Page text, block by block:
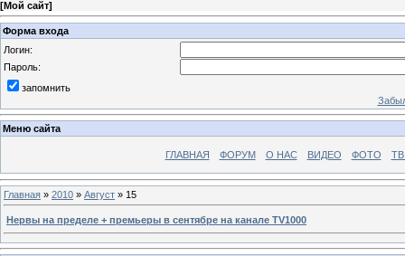
[Мой сайт]
Форма входа
Логин:
Пароль:
запомнить
Меню сайта
ГЛАВНАЯ ФОРУМ О НАС ВИДЕО ФОТО ТВ
Главная » 2010 » Август » 15
Нервы на пределе + премьеры в сентябре на канале TV1000